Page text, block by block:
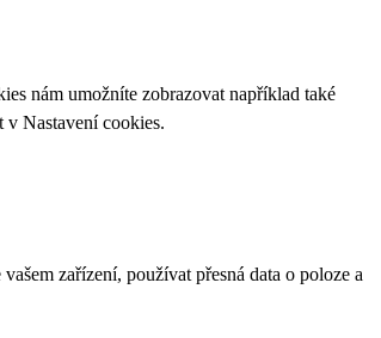
nám umožníte zobrazovat například také
v Nastavení cookies.
zařízení, používat přesná data o poloze a